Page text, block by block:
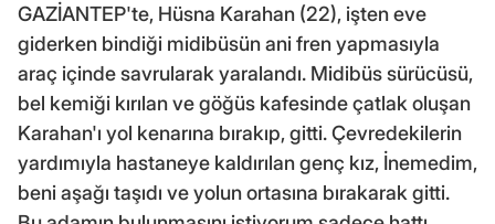
GAZİANTEP'te, Hüsna Karahan (22), işten eve
giderken bindiği midibüsün ani fren yapmasıyla
araç içinde savrularak yaralandı. Midibüs sürücüsü,
bel kemiği kırılan ve göğüs kafesinde çatlak oluşan
Karahan'ı yol kenarına bırakıp, gitti. Çevredekilerin
yardımıyla hastaneye kaldırılan genç kız, İnemedim,
beni aşağı taşıdı ve yolun ortasına bırakarak gitti.